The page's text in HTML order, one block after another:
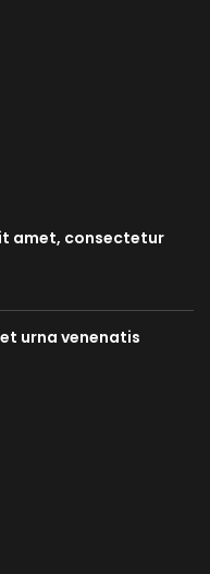
amet, consectetur
urna venenatis